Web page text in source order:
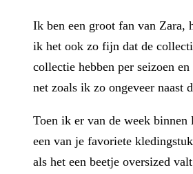
Ik ben een groot fan van Zara,
ik het ook zo fijn dat de
collectie hebben per seizoen
net zoals ik zo ongeveer naast
Toen ik er van de week
een van je favoriete
als het een beetje oversized